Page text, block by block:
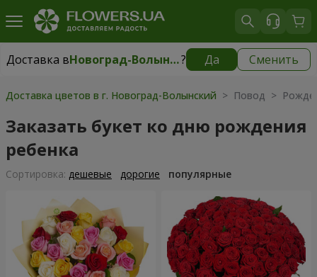
Доставка в Новоград-Волынский? Да Сменить
Доставка вНовоград-Волынский 150 грн
Доставка цветов в г. Новоград-Волынский > Повод >
Заказать букет ко дню рождения
ребенка
Cортировка: дешевые дорогие популярные